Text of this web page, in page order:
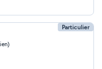
Particulier